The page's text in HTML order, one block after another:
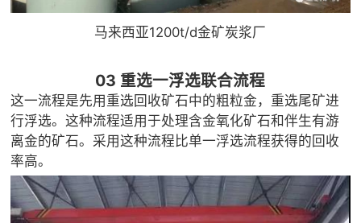
马来西亚1200t/d金矿炭浆厂
03 重选一浮选联合流程
这一流程是先用重选回收矿石中的粗粒金，重选尾矿进
行浮选。这种流程适用于处理含金氧化矿石和伴生有游
离金的矿石。采用这种流程比单一浮选流程获得的回收
率高。